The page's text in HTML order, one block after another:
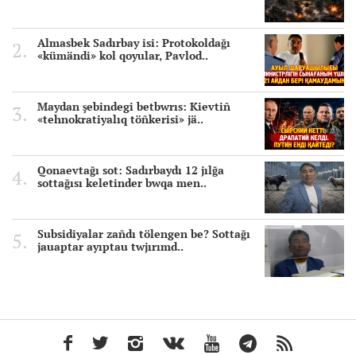
Almasbek Sadırbay isi: Protokoldağı
«kümändi» kol qoyular, Pavlod..
Maydan şebindegi betbwrıs: Kievtiñ
«tehnokratiyalıq töñkerisi» jä..
Qonaevtağı sot: Sadırbaydı 12 jılğa
sottağısı keletinder bwqa men..
Subsidiyalar zañdı tölengen be? Sottağı
jauaptar ayıptau twjırımd..